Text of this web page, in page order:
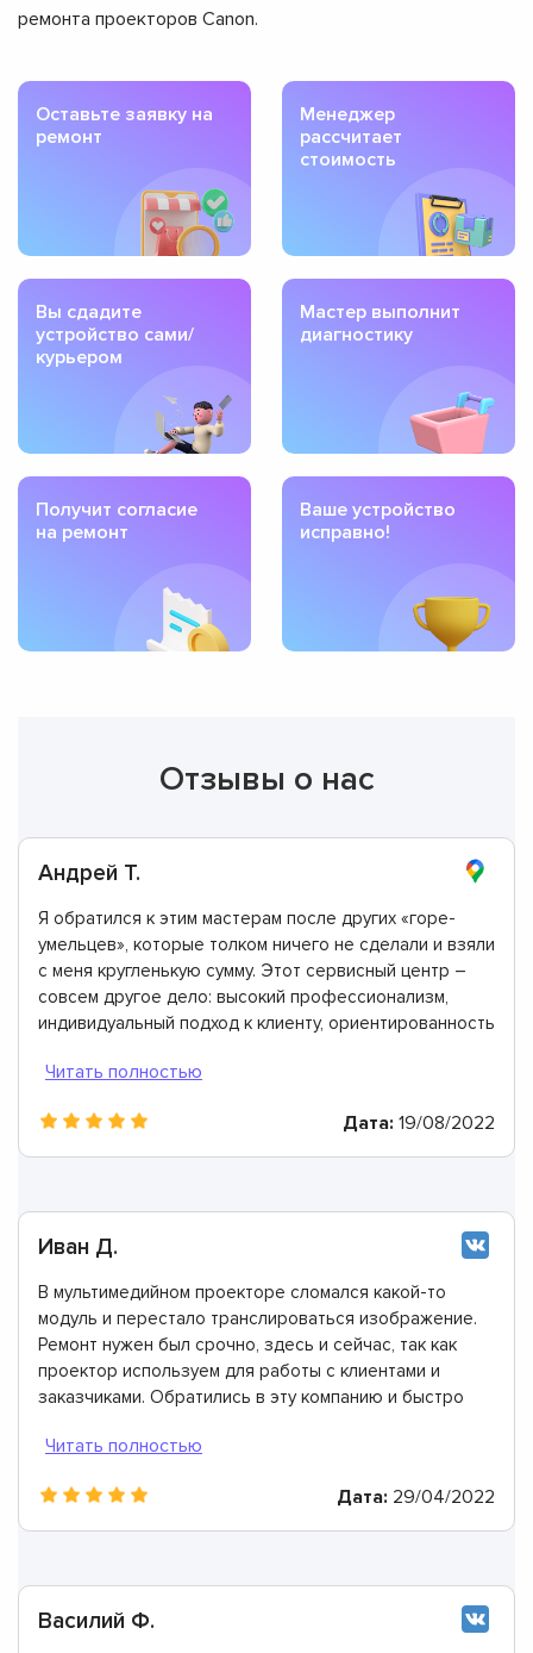
ремонта проекторов Canon.
Оставьте заявку на
ремонт
Менеджер
рассчитает
стоимость
Вы сдадите
устройство сами/
курьером
Мастер выполнит
диагностику
Получит согласие
на ремонт
Ваше устройство
исправно!
Отзывы о нас
Андрей Т.
Я обратился к этим мастерам после других «горе-
умельцев», которые толком ничего не сделали и взяли
с меня кругленькую сумму. Этот сервисный центр –
совсем другое дело: высокий профессионализм,
индивидуальный подход к клиенту, ориентированность
оценка!
Дата: 19/08/2022
Иван Д.
В мультимедийном проекторе сломался какой-то
модуль и перестало транслироваться изображение.
Ремонт нужен был срочно, здесь и сейчас, так как
проектор используем для работы с клиентами и
заказчиками. Обратились в эту компанию и быстро
гарантию.
Дата: 29/04/2022
Василий Ф.